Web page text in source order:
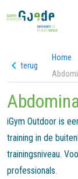
terug
Home
iGym Outdoor is
training in de
trainingsniveau.
professionals.